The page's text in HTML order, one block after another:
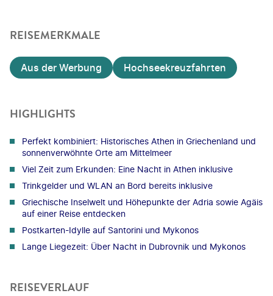
REISEMERKMALE
Aus der Werbung Hochseekreuzfahrten
HIGHLIGHTS
Perfekt kombiniert: Historisches Athen in Griechenland und
sonnenverwöhnte Orte am Mittelmeer
Viel Zeit zum Erkunden: Eine Nacht in Athen inklusive
Trinkgelder und WLAN an Bord bereits inklusive
Griechische Inselwelt und Höhepunkte der Adria sowie Agäis
auf einer Reise entdecken
Postkarten-Idylle auf Santorini und Mykonos
Lange Liegezeit: Über Nacht in Dubrovnik und Mykonos
REISEVERLAUF